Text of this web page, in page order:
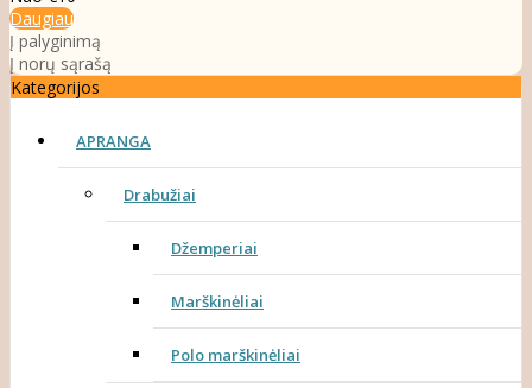
Daugiau
Į palyginimą
Į norų sąrašą
Kategorijos
APRANGA
Drabužiai
Džemperiai
Marškinėliai
Polo marškinėliai